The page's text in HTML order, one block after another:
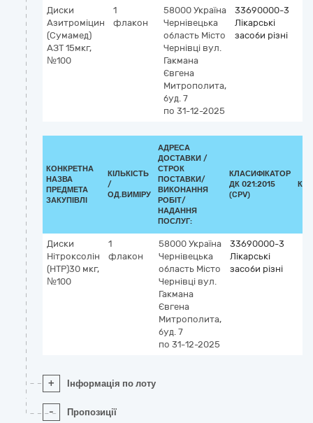
Диски
Азитроміцин
(Сумамед)
АЗТ 15мкг,
№100
1
флакон
58000 Україна
Чернівецька
область Місто
Чернівці вул.
Гакмана
Євгена
Митрополита,
буд. 7
по 31-12-2025
33690000-3
Лікарські
засоби різні
КОНКРЕТНА
НАЗВА
ПРЕДМЕТА
ЗАКУПІВЛІ
КІЛЬКІСТЬ
/
ОД.ВИМІРУ
АДРЕСА
ДОСТАВКИ /
СТРОК
ПОСТАВКИ/
ВИКОНАННЯ
РОБІТ/
НАДАННЯ
ПОСЛУГ:
КЛАСИФІКАТОР
ДК 021:2015
(CPV)
Диски
Нітроксолін
(НТР)30 мкг,
№100
1
флакон
58000 Україна
Чернівецька
область Місто
Чернівці вул.
Гакмана
Євгена
Митрополита,
буд. 7
по 31-12-2025
33690000-3
Лікарські
засоби різні
+ Інформація по лоту
- Пропозиції